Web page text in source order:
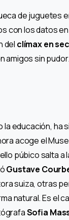
de juguetes
los datos
del clímax en
amigos sin pudor.
la educación,
acoge el
púbico salta
Gustave
suiza, otras
natural. Es el
Sofia